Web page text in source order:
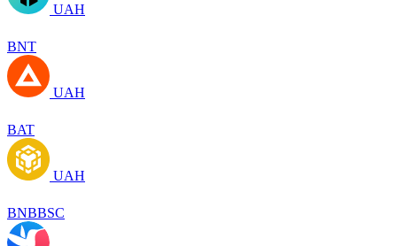
UAH
BNT
UAH
BAT
UAH
BNBBSC